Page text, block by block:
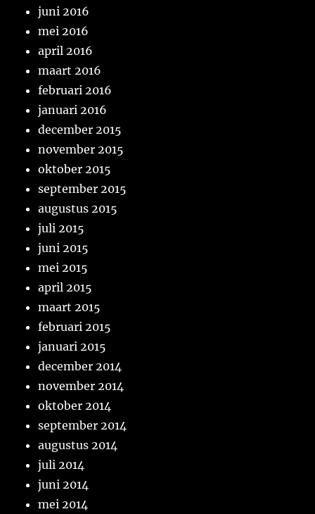
juni 2016
mei 2016
april 2016
maart 2016
februari 2016
januari 2016
december 2015
november 2015
oktober 2015
september 2015
augustus 2015
juli 2015
juni 2015
mei 2015
april 2015
maart 2015
februari 2015
januari 2015
december 2014
november 2014
oktober 2014
september 2014
augustus 2014
juli 2014
juni 2014
mei 2014